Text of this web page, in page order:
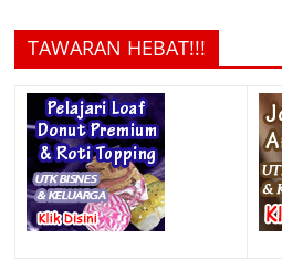
TAWARAN HEBAT!!!